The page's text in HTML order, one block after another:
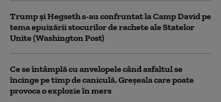
Trump şi Hegseth s-au confruntat la Camp David pe
tema epuizării stocurilor de rachete ale Statelor
Unite (Washington Post)
Ce se întâmplă cu anvelopele când asfaltul se
încinge pe timp de caniculă. Greșeala care poate
provoca o explozie în mers